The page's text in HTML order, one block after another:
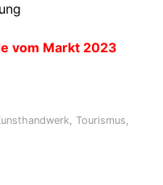
vom Markt 2023
,Tourismus,